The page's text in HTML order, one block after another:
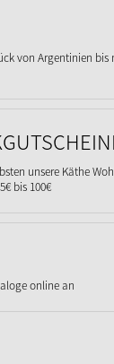
von Argentinien
unsere Käthe
bis 100€
online an